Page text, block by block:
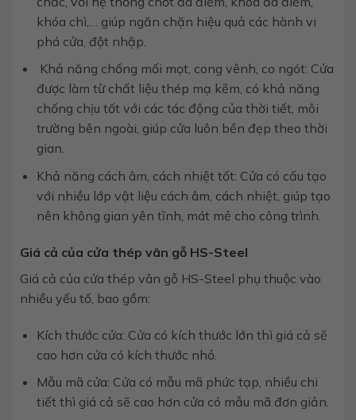
khóa chì,… giúp ngăn chặn hiệu quả các hành vi
phá cửa, đột nhập.
Khả năng chống mối mọt, cong vênh, co ngót: Cửa
được làm từ chất liệu thép mạ kẽm, có khả năng
chống chịu tốt với các tác động của thời tiết, môi
trường bên ngoài, giúp cửa luôn bền đẹp theo thời
gian.
Khả năng cách âm, cách nhiệt tốt: Cửa có cấu tạo
với nhiều lớp vật liệu cách âm, cách nhiệt, giúp tạo
nên không gian yên tĩnh, mát mẻ cho công trình.
Giá cả của cửa thép vân gỗ HS-Steel
Giá cả của cửa thép vân gỗ HS-Steel phụ thuộc vào
nhiều yếu tố, bao gồm:
Kích thước cửa: Cửa có kích thước lớn thì giá cả sẽ
cao hơn cửa có kích thước nhỏ.
Mẫu mã cửa: Cửa có mẫu mã phức tạp, nhiều chi
tiết thì giá cả sẽ cao hơn cửa có mẫu mã đơn giản.